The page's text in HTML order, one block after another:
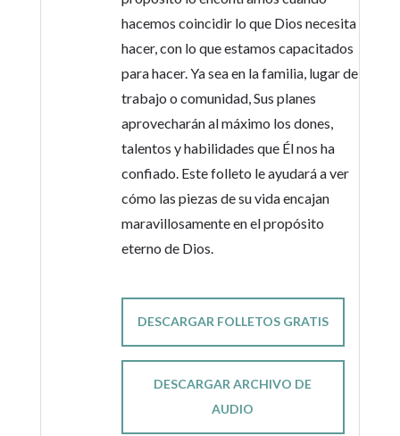
hacemos coincidir lo que Dios necesita
hacer, con lo que estamos capacitados
para hacer. Ya sea en la familia, lugar de
trabajo o comunidad, Sus planes
aprovecharán al máximo los dones,
talentos y habilidades que Él nos ha
confiado. Este folleto le ayudará a ver
cómo las piezas de su vida encajan
maravillosamente en el propósito
eterno de Dios.
DESCARGAR FOLLETOS GRATIS
DESCARGAR ARCHIVO DE
AUDIO